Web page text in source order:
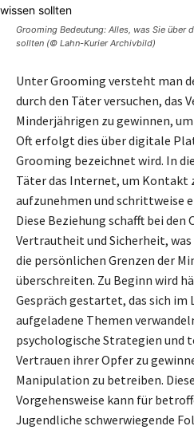
Grooming Bedeutung: Alles, was Sie über
sollten (© Lahn-Kurier Archivbild)
Unter Grooming versteht man
durch den Täter versuchen, das
Minderjährigen zu gewinnen,
Oft erfolgt dies über digitale
Grooming bezeichnet wird. In
Täter das Internet, um Kontakt
aufzunehmen und schrittweise
Diese Beziehung schafft bei den
Vertrautheit und Sicherheit,
die persönlichen Grenzen der
überschreiten. Zu Beginn wird
Gespräch gestartet, das sich im
aufgeladene Themen
psychologische Strategien und
Vertrauen ihrer Opfer zu
Manipulation zu betreiben.
Vorgehensweise kann für
Jugendliche schwerwiegende